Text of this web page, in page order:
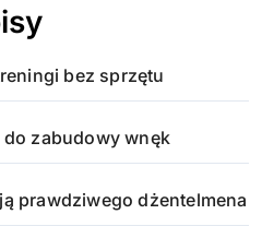
bez sprzętu
do zabudowy wnęk
prawdziwego dżentelmena